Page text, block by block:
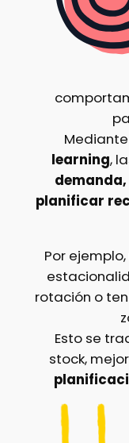
learning,
planificar
Por
rotación o
Esto se
stock,